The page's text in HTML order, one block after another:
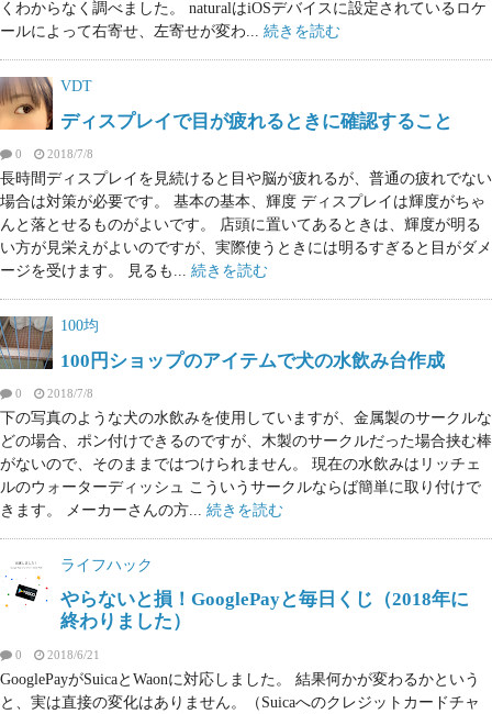
くわからなく調べました。 naturalはiOSデバイスに設定されているロケ
ールによって右寄せ、左寄せが変わ... 続きを読む
VDT
ディスプレイで目が疲れるときに確認すること
0 2018/7/8
長時間ディスプレイを見続けると目や脳が疲れるが、普通の疲れでない
場合は対策が必要です。 基本の基本、輝度 ディスプレイは輝度がちゃ
んと落とせるものがよいです。 店頭に置いてあるときは、輝度が明る
い方が見栄えがよいのですが、実際使うときには明るすぎると目がダメ
ージを受けます。 見るも... 続きを読む
100均
100円ショップのアイテムで犬の水飲み台作成
0 2018/7/8
下の写真のような犬の水飲みを使用していますが、金属製のサークルな
どの場合、ポン付けできるのですが、木製のサークルだった場合挟む棒
がないので、そのままではつけられません。 現在の水飲みはリッチェ
ルのウォーターディッシュ こういうサークルならば簡単に取り付けで
きます。 メーカーさんの方... 続きを読む
ライフハック
やらないと損！GooglePayと毎日くじ（2018年に
終わりました）
0 2018/6/21
GooglePayがSuicaとWaonに対応しました。 結果何かが変わるかという
と、実は直接の変化はありません。（Suicaへのクレジットカードチャ